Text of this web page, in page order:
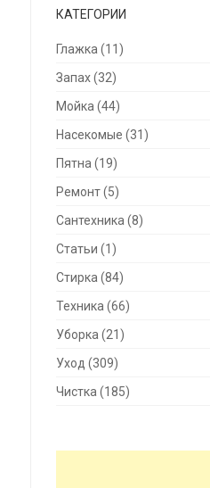
КАТЕГОРИИ
Глажка (11)
Запах(32)
Мойка (44)
Насекомые (31)
Пятна (19)
Ремонт(5)
Сантехника (8)
Статьи (1)
Стирка (84)
Техника (66)
Уборка (21)
Уход (309)
Чистка (185)